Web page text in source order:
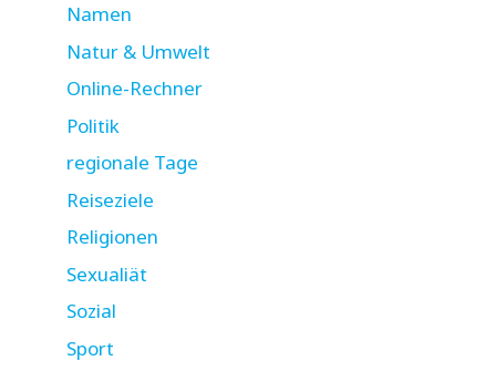
Namen
Natur & Umwelt
Online-Rechner
Politik
regionale Tage
Reiseziele
Religionen
Sexualiät
Sozial
Sport